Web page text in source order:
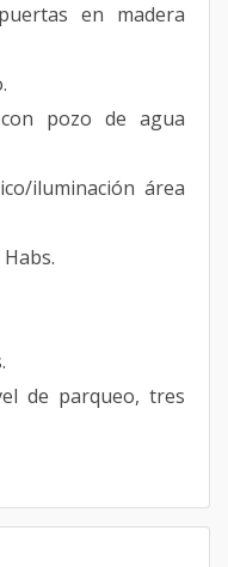
en madera
pozo de agua
iluminación área
de parqueo, tres